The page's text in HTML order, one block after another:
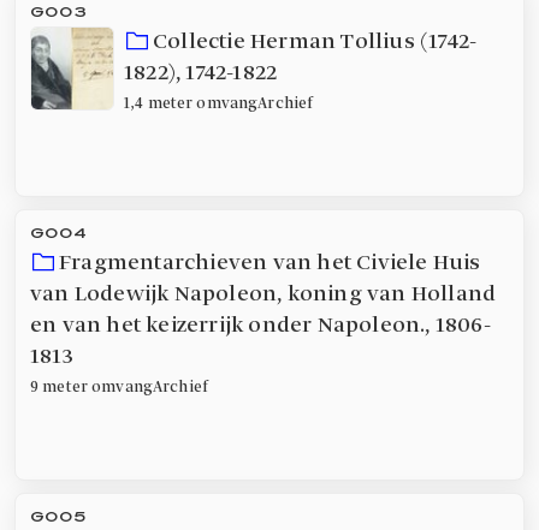
G003
Collectie Herman Tollius (1742-
1822),1742-1822
1,4 meter omvangArchief
G004
Fragmentarchieven van het Civiele Huis
van Lodewijk Napoleon, koning van Holland
en van het keizerrijk onder Napoleon.,1806-
1813
9 meteromvangArchief
G005